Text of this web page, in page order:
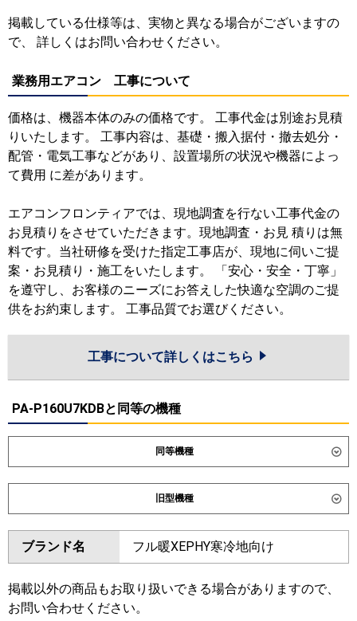
掲載している仕様等は、実物と異なる場合がございますの
で、 詳しくはお問い合わせください。
業務用エアコン 工事について
価格は、機器本体のみの価格です。 工事代金は別途お見積
りいたします。 工事内容は、基礎・搬入据付・撤去処分・
配管・電気工事などがあり、設置場所の状況や機器によっ
て費用 に差があります。
エアコンフロンティアでは、現地調査を行ない工事代金の
お見積りをさせていただきます。現地調査・お見 積りは無
料です。当社研修を受けた指定工事店が、現地に伺いご提
案・お見積り・施工をいたします。 「安心・安全・丁寧」
を遵守し、お客様のニーズにお答えした快適な空調のご提
供をお約束します。 工事品質でお選びください。
工事について詳しくはこちら
PA-P160U7KDBと同等の機種
同等機種
ダイキン SZRC160CND SZRC160CD
SZRUC160CD
東芝 GUHB160111MUB GUHB160111XU
GUSB160141MUB GUSB160141XU
GUSB16014P1XU
旧型機種
ダイキン SZRC160BYD SZRC160BYND
SZRUC160BYD SZRC160BJD
SZRC160BJND SZRJC160BJD
SZRJC160BFD SDRC160BD
SDRC160BND
ブランド名 フル暖XEPHY寒冷地向け
掲載以外の商品もお取り扱いできる場合がありますので、
お問い合わせください。